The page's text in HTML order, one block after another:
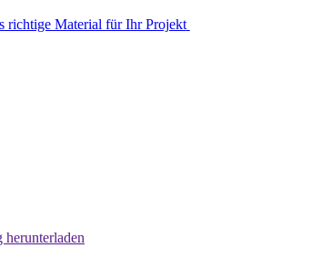
richtige Material für Ihr Projekt